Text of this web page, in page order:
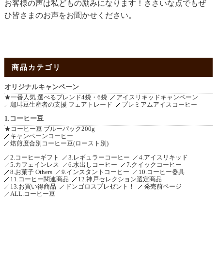
お客様の声は私どもの励みになります！ささいな点でもぜ
ひ皆さまのお声をお聞かせください。
商品カテゴリ
オリジナルキャンペーン
★一番人気 選べるブレンド4袋・6袋
アイスリキッドキャンペーン
珈琲豆生産者の支援 フェアトレード
プレミアムアイスコーヒー
1.コーヒー豆
★コーヒー豆 ブルーパック200g
キャンペーンコーヒー
焙煎度合別コーヒー豆(ロースト別)
2.コーヒーギフト
3.レギュラーコーヒー
4.アイスリキッド
5.カフェインレス
6.水出しコーヒー
7.クイックコーヒー
8.お菓子 Others
9.インスタントコーヒー
10.コーヒー器具
11.コーヒー関連商品
12.神戸セレクション選定商品
13.お買い得商品
ドンゴロスプレゼント！
発売前ページ
ALL.コーヒー豆